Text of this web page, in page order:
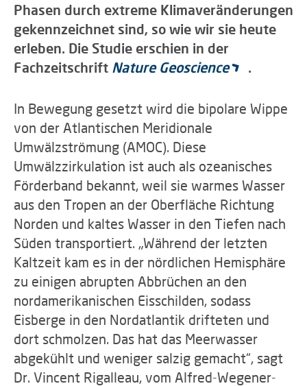
Phasen durch extreme Klimaveränderungen
gekennzeichnet sind, so wie wir sie heute
erleben. Die Studie erschien in der
Fachzeitschrift Nature Geoscience .
In Bewegung gesetzt wird die bipolare Wippe
von der Atlantischen Meridionale
Umwälzströmung (AMOC). Diese
Umwälzzirkulation ist auch als ozeanisches
Förderband bekannt, weil sie warmes Wasser
aus den Tropen an der Oberfläche Richtung
Norden und kaltes Wasser in den Tiefen nach
Süden transportiert. „Während der letzten
Kaltzeit kam es in der nördlichen Hemisphäre
zu einigen abrupten Abbrüchen an den
nordamerikanischen Eisschilden, sodass
Eisberge in den Nordatlantik drifteten und
dort schmolzen. Das hat das Meerwasser
abgekühlt und weniger salzig gemacht“, sagt
Dr. Vincent Rigalleau, vom Alfred-Wegener-